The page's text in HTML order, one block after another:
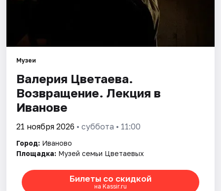
Музеи
Валерия Цветаева.
Возвращение. Лекция в
Иванове
21 ноября 2026 • суббота • 11:00
Город: Иваново
Площадка: Музей семьи Цветаевых
Билеты со скидкой
на Kassir.ru